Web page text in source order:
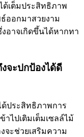
ด้เต็มประสิทธิภาพ
ออกมาสวยงาม
อาจเกิดขึ้นได้หากทา
จะปกป้องได้ดี
ด้ประสิทธิภาพการ
ไปเติมเต็มเซลล์ไม้
จะช่วยเสริมความ